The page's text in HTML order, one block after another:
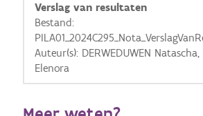
OSM-Basiskaart
Ortho
GRB-Basiskaart
Verslag van resultaten
Bestand:
Auteur(s): DERWEDUWEN Natascha,
Elenora